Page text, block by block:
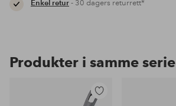
Enkel retur- 30 dagers returrett*
Produkter i samme serie
Legg